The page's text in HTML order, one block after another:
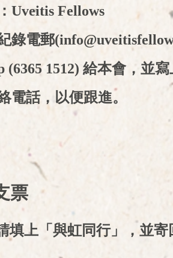
Uveitis Fellows​
錄電郵(
(6365 1512) 給本會，並
電話，以便跟進。
填上「與虹同行」，並寄
票